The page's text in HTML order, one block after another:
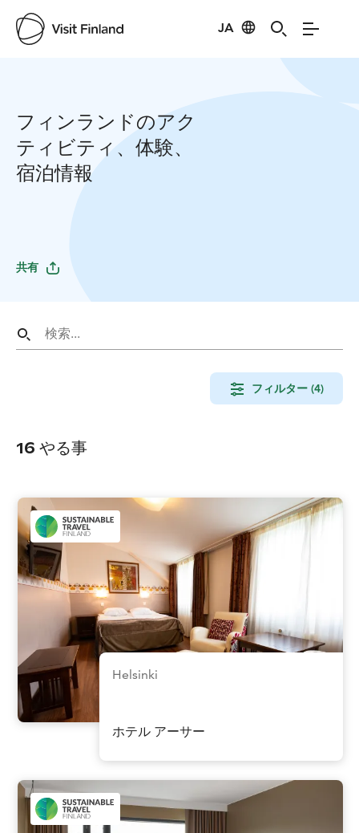
JA
フィンランドのアク
ティビティ、体験、
宿泊情報
共有
フィルター (4)
16 やる事
Helsinki
ホテル アーサー